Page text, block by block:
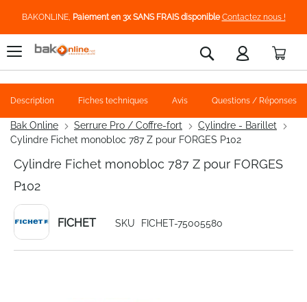
BAKONLINE, Paiement en 3x SANS FRAIS disponible Contactez nous !
Rechercher
Bak Online Serrure Pro / Coffre-fort
Cylindre - Barillet
Cylindre Fichet monobloc 787 Z pour FORGES P102
Cylindre Fichet monobloc 787 Z pour FORGES
P102
FICHET SKU FICHET-75005580
Description Fiches techniques Avis Questions / Réponses